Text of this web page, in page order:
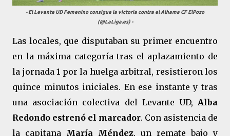
- El Levante UD Femenino consigue la victoria contra el Alhama CF ElPozo
(@LaLiga.es) -
Las locales, que disputaban su primer encuentro
en la máxima categoría tras el aplazamiento de
la jornada 1 por la huelga arbitral, resistieron los
quince minutos iniciales. En ese instante y tras
una asociación colectiva del Levante UD, Alba
Redondo estrenó el marcador. Con asistencia de
la capitana María Méndez, un remate bajo y